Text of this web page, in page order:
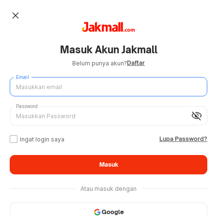
close
Masuk Akun Jakmall
Belum punya akun?Daftar
Email
visibility_off
Password
Ingat login saya Lupa Password?
Masuk
Atau masuk dengan
Google